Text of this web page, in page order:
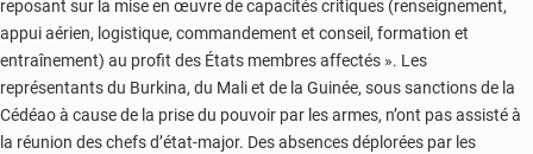
reposant sur la mise en œuvre de capacités critiques (renseignement,
appui aérien, logistique, commandement et conseil, formation et
entraînement) au profit des États membres affectés ». Les
représentants du Burkina, du Mali et de la Guinée, sous sanctions de la
Cédéao à cause de la prise du pouvoir par les armes, n’ont pas assisté à
la réunion des chefs d’état-major. Des absences déplorées par les